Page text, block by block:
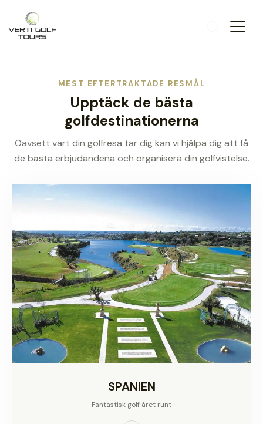
MEST EFTERTRAKTADE RESMÅL
Upptäck de bästa
golfdestinationerna
Oavsett vart din golfresa tar dig kan vi hjälpa dig att få
de bästa erbjudandena och organisera din golfvistelse.
SPANIEN
Fantastisk golf året runt